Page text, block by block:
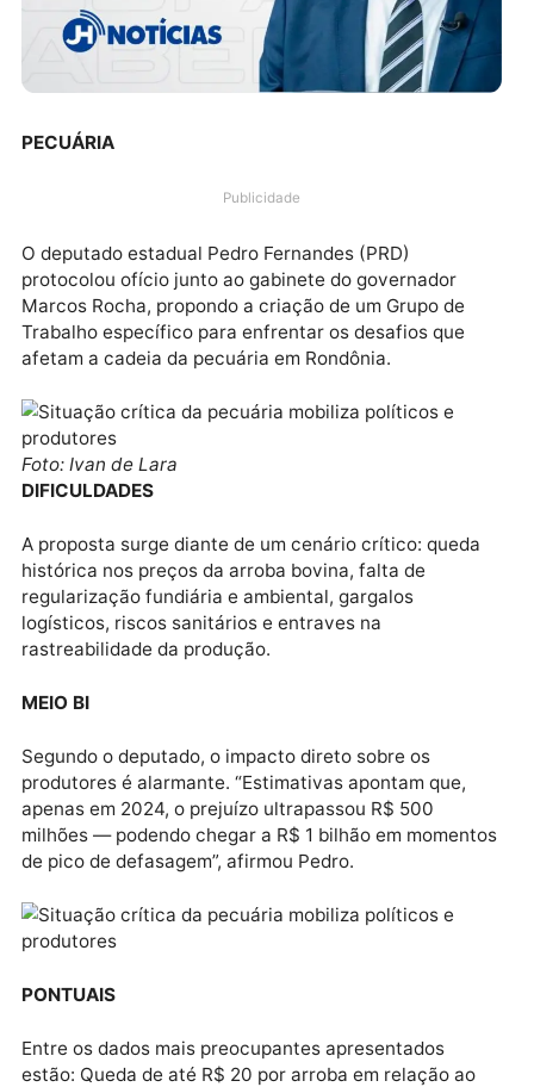
Publicidade
O deputado estadual Pedro Fernandes (PRD)
Marcos Rocha, propondo a criação de um Grupo de
Trabalho específico para enfrentar os desafios que
afetam a cadeia da pecuária em Rondônia.
Foto: Ivan de Lara
DIFICULDADES
histórica nos preços da arroba bovina, falta de
logísticos, riscos sanitários e entraves na
rastreabilidade da produção.
MEIO BI
Segundo o deputado, o impacto direto sobre os
produtores é alarmante. “Estimativas apontam que,
milhões — podendo chegar a R$ 1 bilhão em
de pico de defasagem”, afirmou Pedro.